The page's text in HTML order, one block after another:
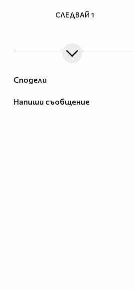
Сподели
Напиши съобщение
СЛЕДВАЙ 1